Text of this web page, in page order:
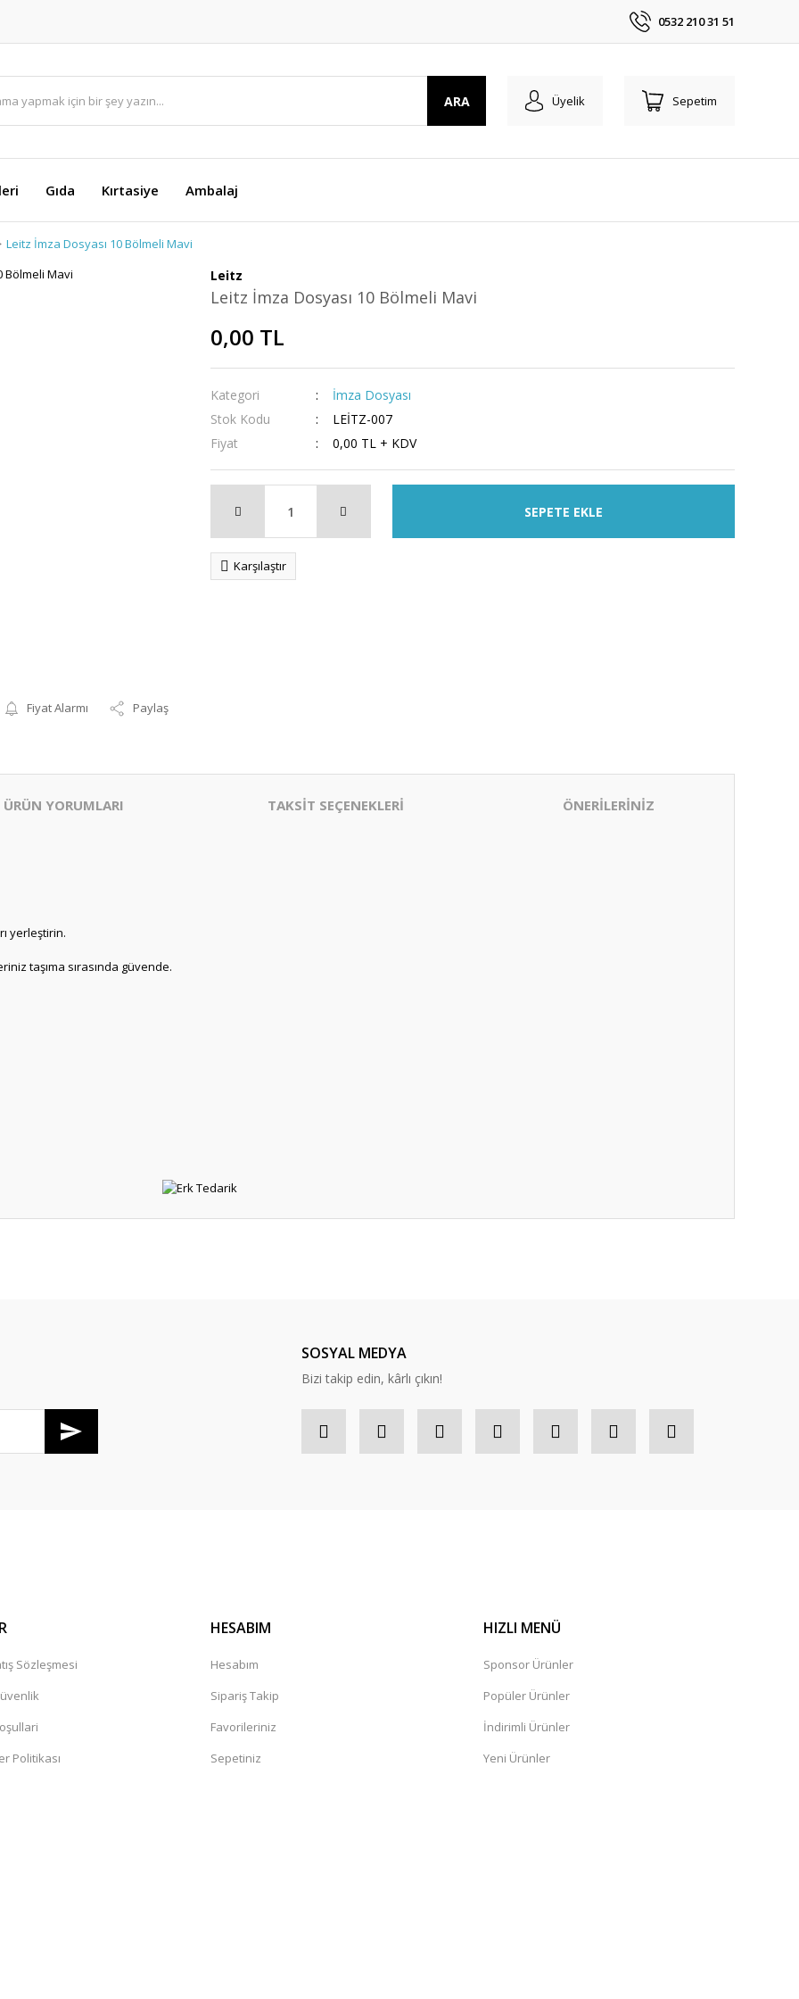
0532 210 31 51
ARA Üyelik Sepetim
Gıda Kırtasiye Ambalaj
Leitz İmza Dosyası 10 Bölmeli Mavi
Fiyat Alarmı Paylaş
Leitz
Leitz İmza Dosyası 10 Bölmeli Mavi
0,00 TL
Kategori
İmza Dosyası
Stok Kodu
LEİTZ-007
Fiyat
0,00 TL + KDV
SEPETE EKLE
Karşılaştır
ÜRÜN YORUMLARI TAKSİT SEÇENEKLERİ ÖNERİLERİNİZ
yerleştirin.
taşıma sırasında güvende.
SOSYAL MEDYA
Bizi takip edin, kârlı çıkın!
Sözleşmesi
Politikası
HESABIM
Hesabım
Sipariş Takip
Favorileriniz
Sepetiniz
HIZLI MENÜ
Sponsor Ürünler
Popüler Ürünler
İndirimli Ürünler
Yeni Ürünler